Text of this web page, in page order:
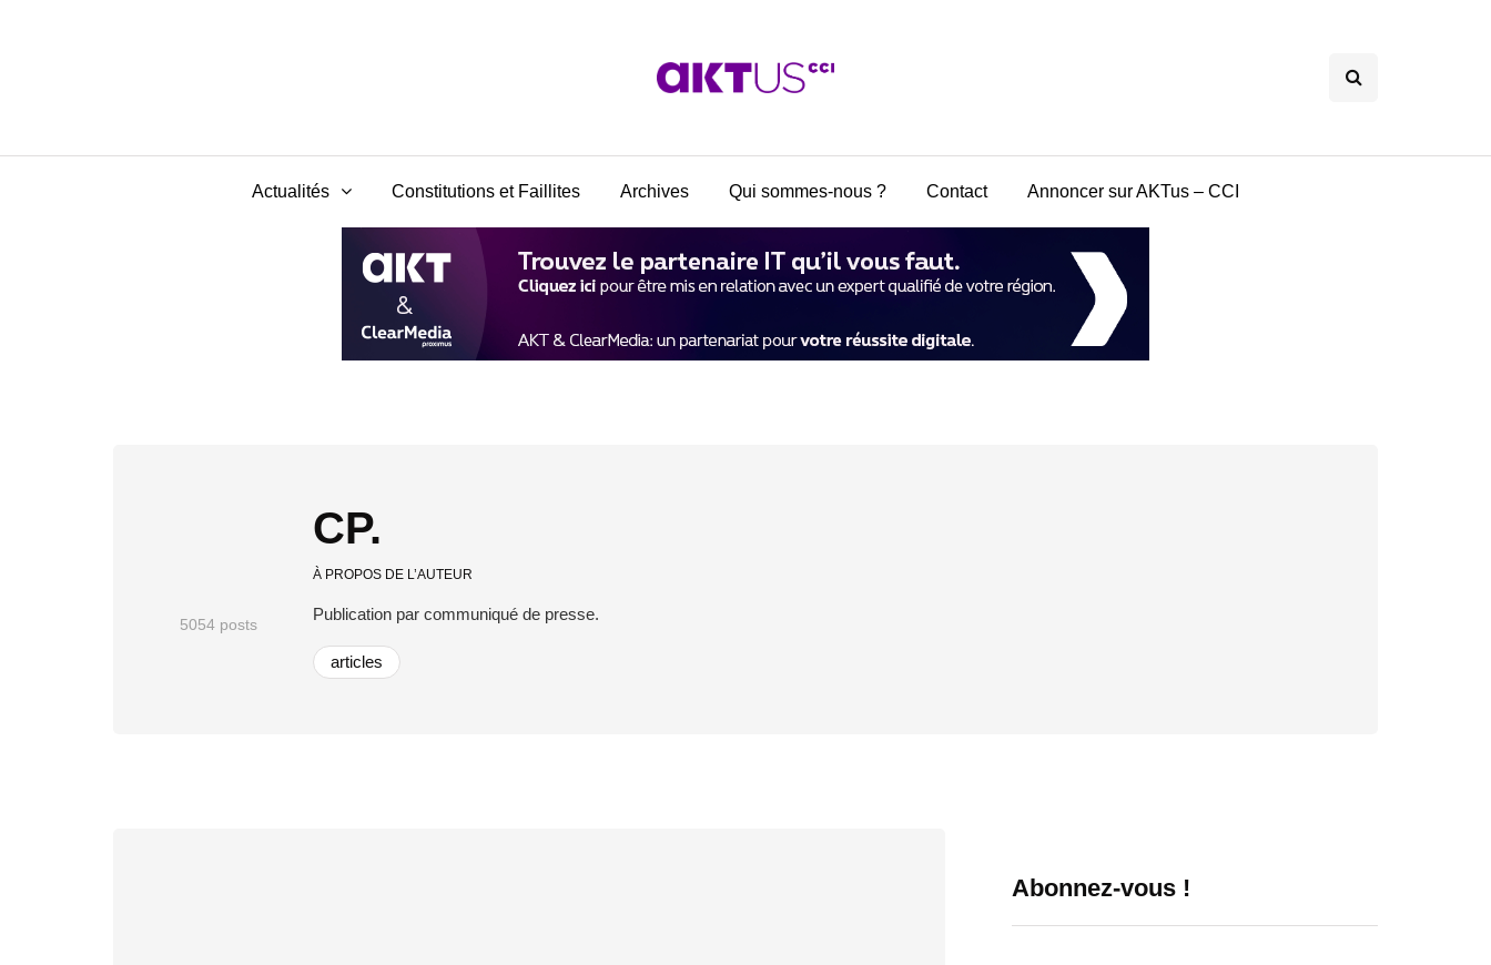
Actualités Constitutions et Faillites Archives Qui sommes-nous ? Contact Annoncer sur AKTus – CCI
5054 posts
CP.
À PROPOS DE L’AUTEUR
Publication par communiqué de presse.
articles
Abonnez-vous !